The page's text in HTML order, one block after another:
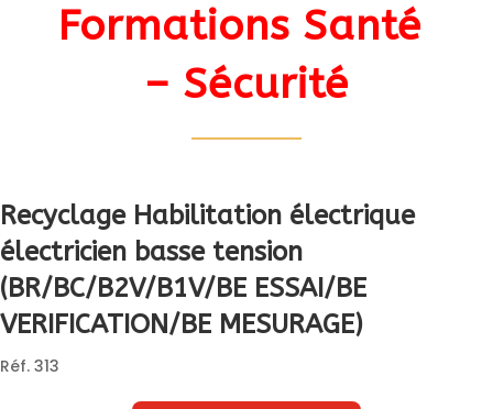
Formations Santé
– Sécurité
Recyclage Habilitation électrique
électricien basse tension
(BR/BC/B2V/B1V/BE ESSAI/BE
VERIFICATION/BE MESURAGE)
Réf. 313